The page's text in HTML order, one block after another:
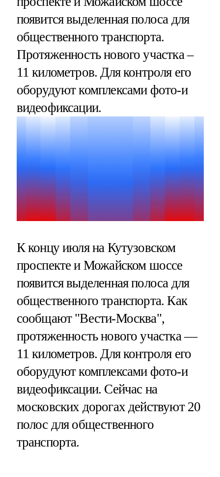
появится выделенная полоса для
общественного транспорта.
Протяженность нового участка –
11 километров. Для контроля его
оборудуют комплексами фото-и
видеофиксации.
К концу июля на Кутузовском
проспекте и Можайском шоссе
появится выделенная полоса для
общественного транспорта. Как
сообщают "Вести-Москва",
протяженность нового участка —
11 километров. Для контроля его
оборудуют комплексами фото-и
видеофиксации. Сейчас на
московских дорогах действуют 20
полос для общественного
транспорта.